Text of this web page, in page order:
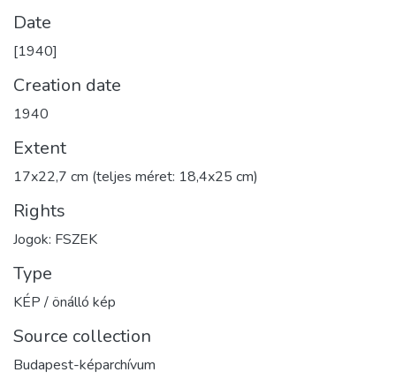
Date
[1940]
Creation date
1940
Extent
17x22,7 cm (teljes méret: 18,4x25 cm)
Rights
Jogok: FSZEK
Type
KÉP / önálló kép
Source collection
Budapest-képarchívum